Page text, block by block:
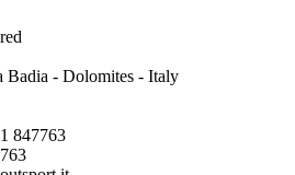
Badia - Dolomites - Italy
847763